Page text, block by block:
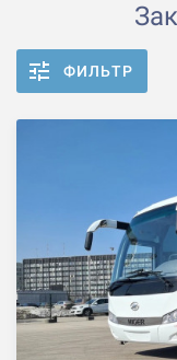
ФИЛЬТР